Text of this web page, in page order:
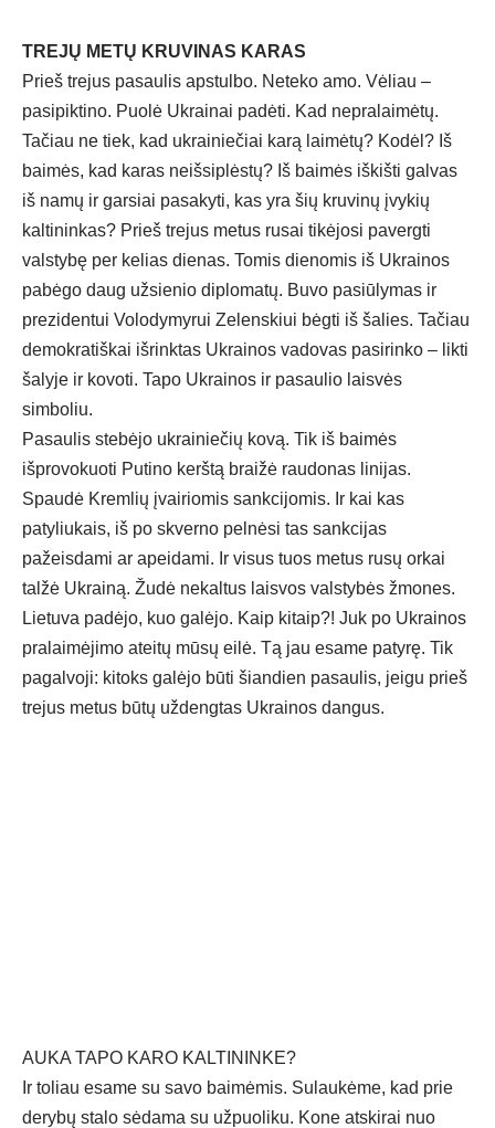
TREJŲ METŲ KRUVINAS KARAS
Prieš trejus pasaulis apstulbo. Neteko amo. Vėliau –
pasipiktino. Puolė Ukrainai padėti. Kad nepralaimėtų.
Tačiau ne tiek, kad ukrainiečiai karą laimėtų? Kodėl? Iš
baimės, kad karas neišsiplėstų? Iš baimės iškišti galvas
iš namų ir garsiai pasakyti, kas yra šių kruvinų įvykių
kaltininkas? Prieš trejus metus rusai tikėjosi pavergti
valstybę per kelias dienas. Tomis dienomis iš Ukrainos
pabėgo daug užsienio diplomatų. Buvo pasiūlymas ir
prezidentui Volodymyrui Zelenskiui bėgti iš šalies. Tačiau
demokratiškai išrinktas Ukrainos vadovas pasirinko – likti
šalyje ir kovoti. Tapo Ukrainos ir pasaulio laisvės
simboliu.
Pasaulis stebėjo ukrainiečių kovą. Tik iš baimės
išprovokuoti Putino kerštą braižė raudonas linijas.
Spaudė Kremlių įvairiomis sankcijomis. Ir kai kas
patyliukais, iš po skverno pelnėsi tas sankcijas
pažeisdami ar apeidami. Ir visus tuos metus rusų orkai
talžė Ukrainą. Žudė nekaltus laisvos valstybės žmones.
Lietuva padėjo, kuo galėjo. Kaip kitaip?! Juk po Ukrainos
pralaimėjimo ateitų mūsų eilė. Tą jau esame patyrę. Tik
pagalvoji: kitoks galėjo būti šiandien pasaulis, jeigu prieš
trejus metus būtų uždengtas Ukrainos dangus.
AUKA TAPO KARO KALTININKE?
Ir toliau esame su savo baimėmis. Sulaukėme, kad prie
derybų stalo sėdama su užpuoliku. Kone atskirai nuo